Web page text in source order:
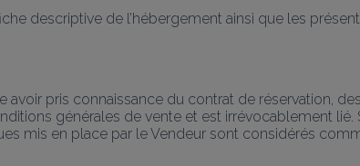
descriptive de l’hébergement ainsi que les
avoir pris connaissance du contrat de réservation,
générales de vente et est irrévocablement lié.
mis en place par le Vendeur sont considérés